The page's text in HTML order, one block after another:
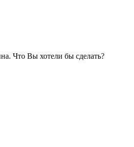
Что Вы хотели бы сделать?